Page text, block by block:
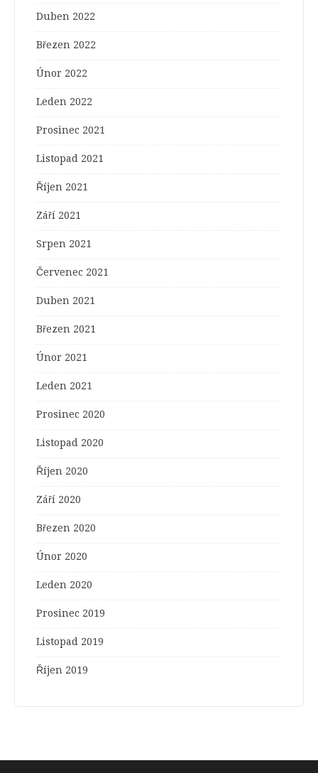
Duben 2022
Březen 2022
Únor 2022
Leden 2022
Prosinec 2021
Listopad 2021
Říjen 2021
Září 2021
Srpen 2021
Červenec 2021
Duben 2021
Březen 2021
Únor 2021
Leden 2021
Prosinec 2020
Listopad 2020
Říjen 2020
Září 2020
Březen 2020
Únor 2020
Leden 2020
Prosinec 2019
Listopad 2019
Říjen 2019